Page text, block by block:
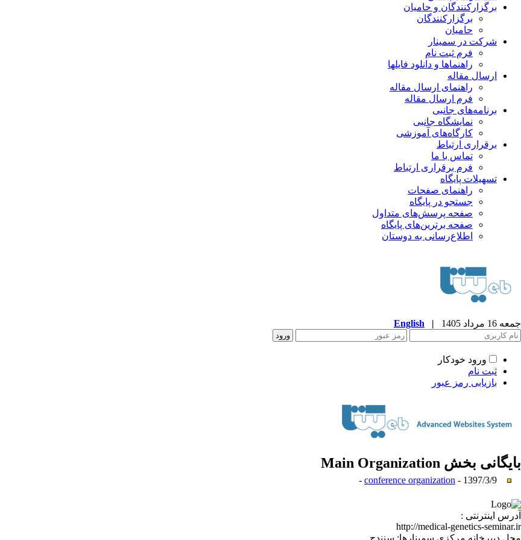
برگزارکنندگان و حامیان
برگزارکنندگان
حامیان
شرکت در سمینار
فرم ثبت نام
راهنماها و دانلود فایلها
ارسال مقاله
راهنمای ارسال مقاله
فرم ارسال مقاله
برنامه‌های جانبی
نمایشگاه جانبی
کارگاه‌های آموزشی
برقراری ارتباط
تماس با ما
فرم برقراری ارتباط
تسهیلات پایگاه
راهنمای صفحات
جستجو در پایگاه
صفحه پرسش‌های متداول
صفحه برترین‌های پایگاه
اطلاع‌رسانی به دوستان
جمعه 16 مرداد 1405 |
English
ورود خودکار
ثبت نام
بازیابی رمز عبور
بایگانی بخش Main Organization
conference organization - 1397/3/9 -
آدرس اینترنتی :
http://medical-genetics-seminar.ir
محل دبیرخانه مرکزی سمینارها: سنندج